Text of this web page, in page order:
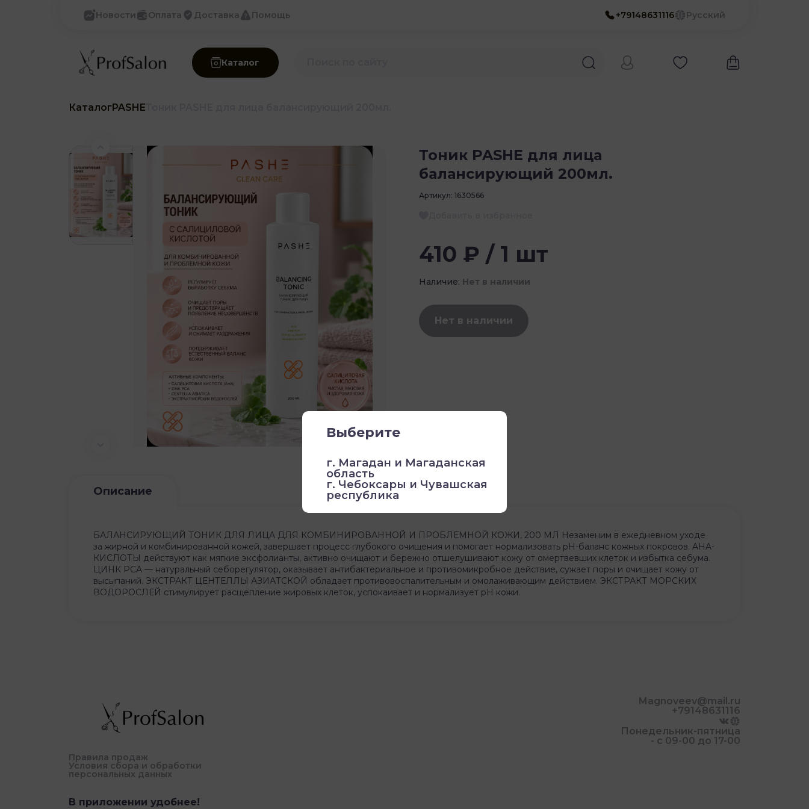
Новости Оплата Доставка Помощь +79148631116 Русский
Каталог
КаталогPASHE
Тоник PASHE для лица
балансирующий 200мл.
Артикул: 1630566
410 ₽ / 1 шт
Наличие: Нет в наличии
Нет в наличии
Описание
БАЛАНСИРУЮЩИЙ ТОНИК ДЛЯ ЛИЦА ДЛЯ КОМБИНИРОВАННОЙ И ПРОБЛЕМНОЙ КОЖИ, 200 МЛ Незаменим в ежедневном уходе
за жирной и комбинированной кожей, завершает процесс глубокого очищения и помогает нормализовать рН-баланс кожных покровов. AHA-
КИСЛОТЫ действуют как мягкие эксфолианты, активно очищают и бережно отшелушивают кожу от омертвевших клеток и избытка себума.
ЦИНК PCA — натуральный себорегулятор, оказывает антибактериальное и противомикробное действие, сужает поры и очищает кожу от
высыпаний. ЭКСТРАКТ ЦЕНТЕЛЛЫ АЗИАТСКОЙ обладает противовоспалительным и омолаживающим действием. ЭКСТРАКТ МОРСКИХ
ВОДОРОСЛЕЙ стимулирует расщепление жировых клеток, успокаивает и нормализует рН кожи.
Правила продаж
Условия сбора и обработки
персональных данных
Magnoveev@mail.ru
+79148631116
Понедельник-пятница
- с 09-00 до 17-00
В приложении удобнее!
Выберите
г. Магадан и Магаданская
область
г. Чебоксары и Чувашская
республика